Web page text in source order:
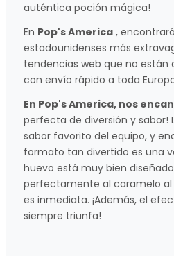
auténtica poción mágica!
En Pop's America ,
estadounidenses más
tendencias web que no están
con envío rápido a toda
En Pop's America, nos
perfecta de diversión y sabor!
sabor favorito del equipo, y
formato tan divertido es una
huevo está muy bien
perfectamente al caramelo al
es inmediata. ¡Además, el
siempre triunfa!